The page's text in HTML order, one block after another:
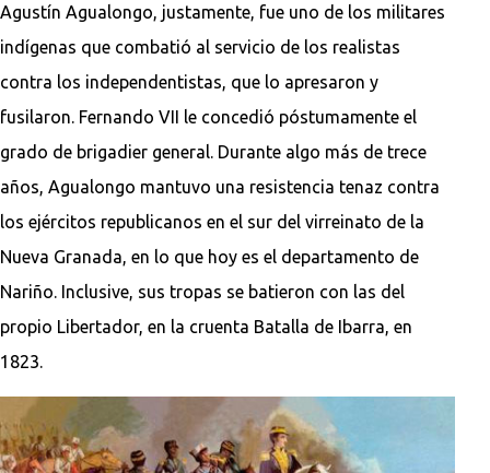
Agustín Agualongo, justamente, fue uno de los militares
indígenas que combatió al servicio de los realistas
contra los independentistas, que lo apresaron y
fusilaron. Fernando VII le concedió póstumamente el
grado de brigadier general. Durante algo más de trece
años, Agualongo mantuvo una resistencia tenaz contra
los ejércitos republicanos en el sur del virreinato de la
Nueva Granada, en lo que hoy es el departamento de
Nariño. Inclusive, sus tropas se batieron con las del
propio Libertador, en la cruenta Batalla de Ibarra, en
1823.